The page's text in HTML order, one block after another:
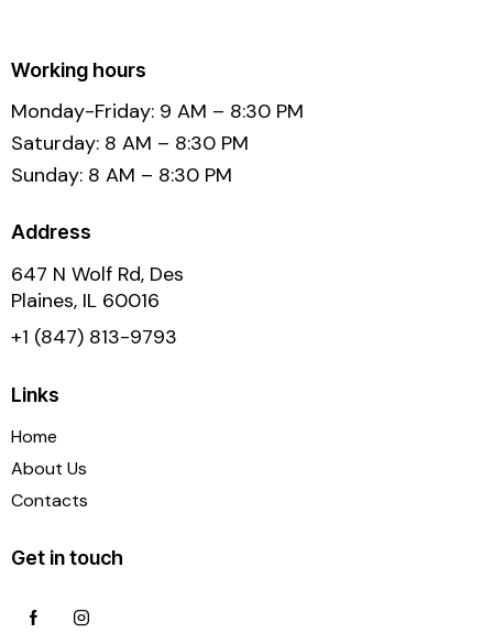
Working hours
Monday-Friday: 9 AM – 8:30 PM
Saturday: 8 AM – 8:30 PM
Sunday: 8 AM – 8:30 PM
Address
647 N Wolf Rd, Des
Plaines, IL 60016
+1 (847) 813-9793
Links
Home
About Us
Contacts
Get in touch